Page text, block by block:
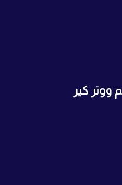
ووتر كير